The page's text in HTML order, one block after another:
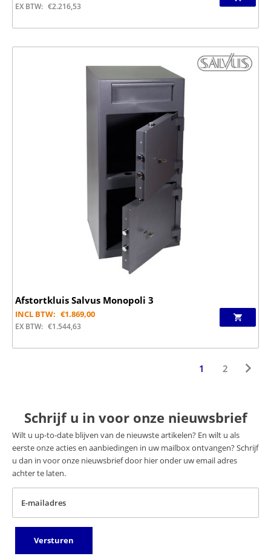
EX BTW: €2.216,53
Afstortkluis Salvus Monopoli 3
INCL BTW: €1.869,00
EX BTW: €1.544,63
1 2
Schrijf u in voor onze nieuwsbrief
Wilt u up-to-date blijven van de nieuwste artikelen? En wilt u als
eerste onze acties en aanbiedingen in uw mailbox ontvangen? Schrijf
u dan in voor onze nieuwsbrief door hier onder uw email adres
achter te laten.
E-mailadres
Versturen